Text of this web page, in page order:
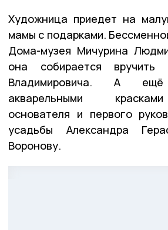
Художница приедет на
мамы с подарками.
Дома-музея Мичурина
она собирается вручить
Владимировича. А ещё
акварельными
основателя и первого
усадьбы Александра
Воронову.